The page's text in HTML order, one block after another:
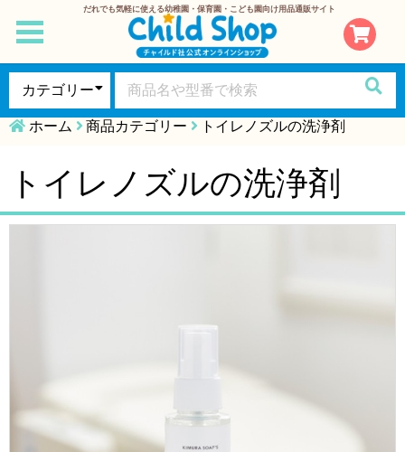
だれでも気軽に使える幼稚園・保育園・こども園向け用品通販サイト
toggle
navigation
ホーム 商品カテゴリー トイレノズルの洗浄剤
トイレノズルの洗浄剤